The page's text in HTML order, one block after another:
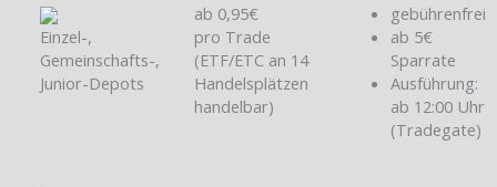
Einzel-,
Gemeinschafts-,
Junior-Depots
ab 0,95€
pro Trade
(ETF/ETC an 14
Handelsplätzen
handelbar)
gebührenfrei
ab 5€
Sparrate
Ausführung:
ab 12:00 Uhr
(Tradegate)